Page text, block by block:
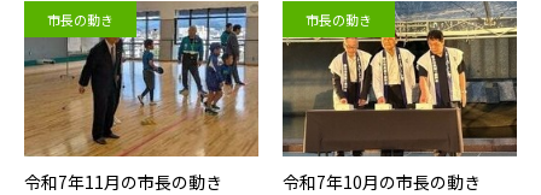
市長の動き
令和7年11月の市長の動き
市長の動き
令和7年10月の市長の動き